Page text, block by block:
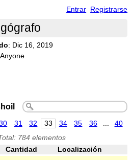
Entrar Registrarse
: Dic 16, 2019
Anyone
31 32 33 34 35 36
40
784 elementos
Cantidad
Localización